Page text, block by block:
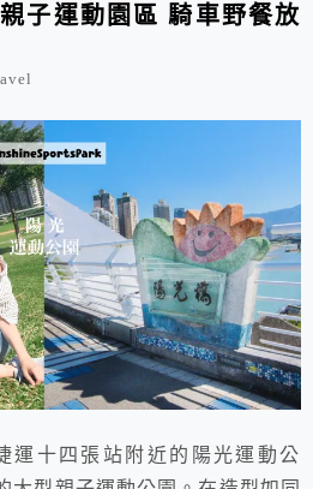
子運動園區 騎車野餐放
運十四張站附近的陽光運動公